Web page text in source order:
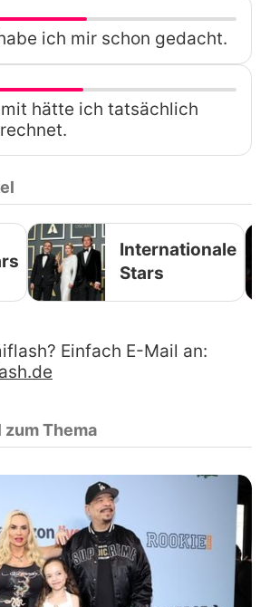
ich mir schon gedacht.
hätte ich tatsächlich
Internationale
Stars
Einfach E-Mail an:
Thema